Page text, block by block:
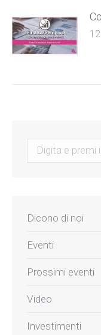
Search:
Dicono di noi
Eventi
Prossimi eventi
Video
Investimenti